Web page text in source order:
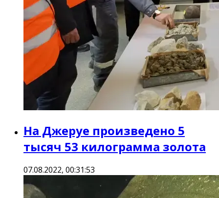
На Джеруе произведено 5
тысяч 53 килограмма золота
07.08.2022, 00:31:53